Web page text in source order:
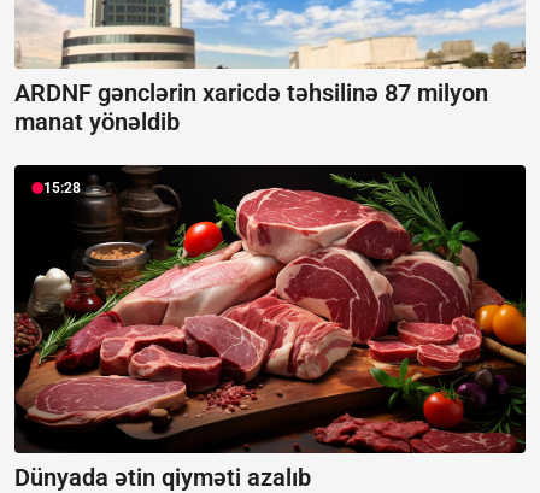
ARDNF gənclərin xaricdə təhsilinə 87 milyon
manat yönəldib
15:28
Dünyada ətin qiyməti azalıb